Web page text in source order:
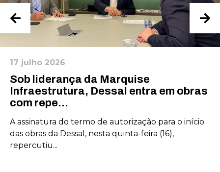
17 julho 2026
Sob liderança da Marquise
Infraestrutura, Dessal entra em obras
com repe...
A assinatura do termo de autorização para o início
das obras da Dessal, nesta quinta-feira (16),
repercutiu...